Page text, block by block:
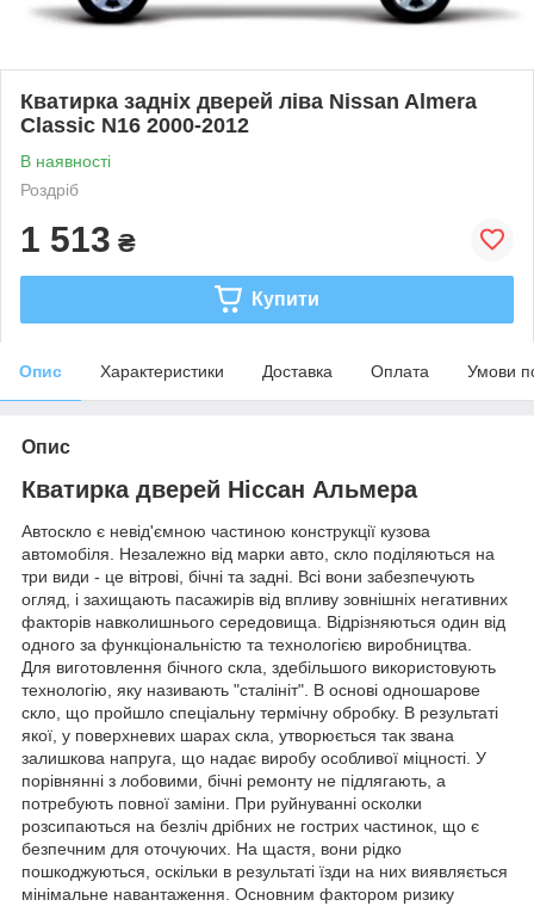
Кватирка задніх дверей ліва Nissan Almera
Classic N16 2000-2012
В наявності
Роздріб
1 513 ₴
Купити
Опис Характеристики Доставка Оплата Умови
Опис
Кватирка дверей Ніссан Альмера
Автоскло є невід'ємною частиною конструкції кузова
автомобіля. Незалежно від марки авто, скло поділяються на
три види - це вітрові, бічні та задні. Всі вони забезпечують
огляд, і захищають пасажирів від впливу зовнішніх негативних
факторів навколишнього середовища. Відрізняються один від
одного за функціональністю та технологією виробництва.
Для виготовлення бічного скла, здебільшого використовують
технологію, яку називають "сталініт". В основі одношарове
скло, що пройшло спеціальну термічну обробку. В результаті
якої, у поверхневих шарах скла, утворюється так звана
залишкова напруга, що надає виробу особливої міцності. У
порівнянні з лобовими, бічні ремонту не підлягають, а
потребують повної заміни. При руйнуванні осколки
розсипаються на безліч дрібних не гострих частинок, що є
безпечним для оточуючих. На щастя, вони рідко
пошкоджуються, оскільки в результаті їзди на них виявляється
мінімальне навантаження. Основним фактором ризику